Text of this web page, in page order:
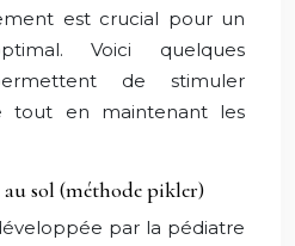
est crucial pour un
Voici quelques
de stimuler
tout en maintenant les
sol (méthode pikler)
par la pédiatre